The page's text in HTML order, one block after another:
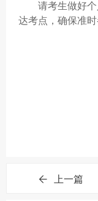
请考生做好个
达考点，确保准
上一篇